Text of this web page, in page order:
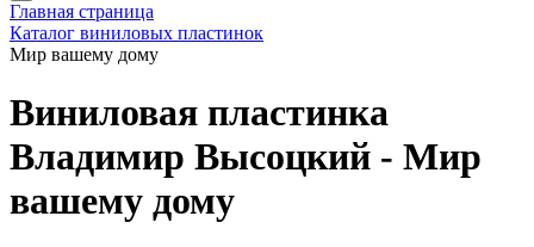
Главная страница
Каталог виниловых пластинок
Мир вашему дому
Виниловая пластинка
Владимир Высоцкий - Мир
вашему дому